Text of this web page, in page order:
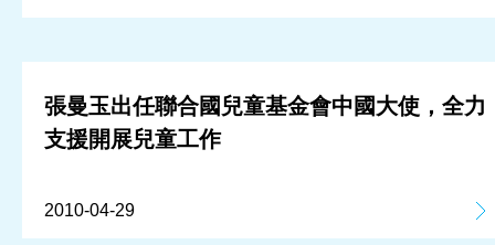
張曼玉出任聯合國兒童基金會中國大使，全力
支援開展兒童工作
2010-04-29